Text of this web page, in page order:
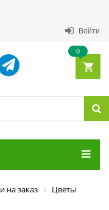
Войти
0
на заказ
Цветы